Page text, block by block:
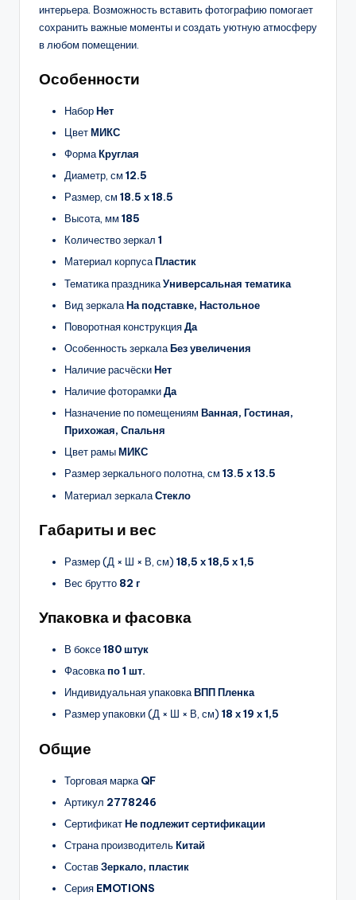
интерьера. Возможность вставить фотографию помогает
сохранить важные моменты и создать уютную атмосферу
в любом помещении.
Особенности
НаборНет
ЦветМИКС
ФормаКруглая
Диаметр, см 12.5
Размер, см 18.5 х 18.5
Высота, мм 185
Количество зеркал 1
Материал корпусаПластик
Тематика праздникаУниверсальная тематика
Вид зеркалаНа подставке, Настольное
Поворотная конструкцияДа
Особенность зеркалаБез увеличения
Наличие расчёскиНет
Наличие фоторамкиДа
Назначение по помещениям Ванная, Гостиная,
Прихожая, Спальня
Цвет рамыМИКС
Размер зеркального полотна, см 13.5 х 13.5
Материал зеркалаСтекло
Габариты и вес
Размер (Д × Ш × В, см) 18,5 х 18,5 х 1,5
Вес брутто 82 г
Упаковка и фасовка
В боксе180 штук
Фасовкапо 1 шт.
Индивидуальная упаковкаВПП Пленка
Размер упаковки (Д × Ш × В, см) 18 х 19 х 1,5
Общие
Торговая марка QF
Артикул 2778246
СертификатНе подлежит сертификации
Страна производительКитай
СоставЗеркало, пластик
Серия EMOTIONS